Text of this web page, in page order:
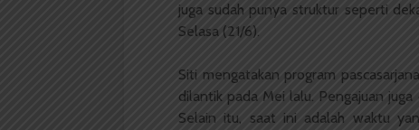
juga sudah punya struktur seperti
Selasa (21/6).
Siti mengatakan program
dilantik pada Mei lalu. Pengajuan
Selain itu, saat ini adalah waktu